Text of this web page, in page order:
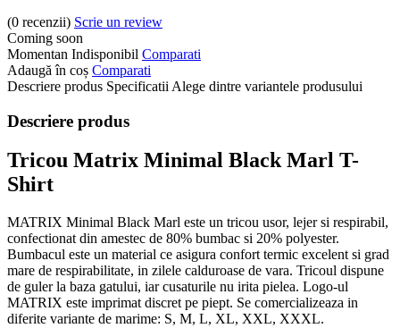
(0 recenzii) Scrie un review
Coming soon
Momentan Indisponibil Comparati
Adaugă în coș Comparati
Descriere produs Specificatii Alege dintre variantele produsului
Descriere produs
Tricou Matrix Minimal Black Marl T-
Shirt
MATRIX Minimal Black Marl este un tricou usor, lejer si respirabil,
confectionat din amestec de 80% bumbac si 20% polyester.
Bumbacul este un material ce asigura confort termic excelent si grad
mare de respirabilitate, in zilele calduroase de vara. Tricoul dispune
de guler la baza gatului, iar cusaturile nu irita pielea. Logo-ul
MATRIX este imprimat discret pe piept. Se comercializeaza in
diferite variante de marime: S, M, L, XL, XXL, XXXL.